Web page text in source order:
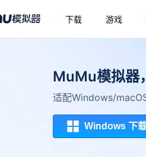
下载 游戏
MuMu模拟器
适配Windows/
Windows 下